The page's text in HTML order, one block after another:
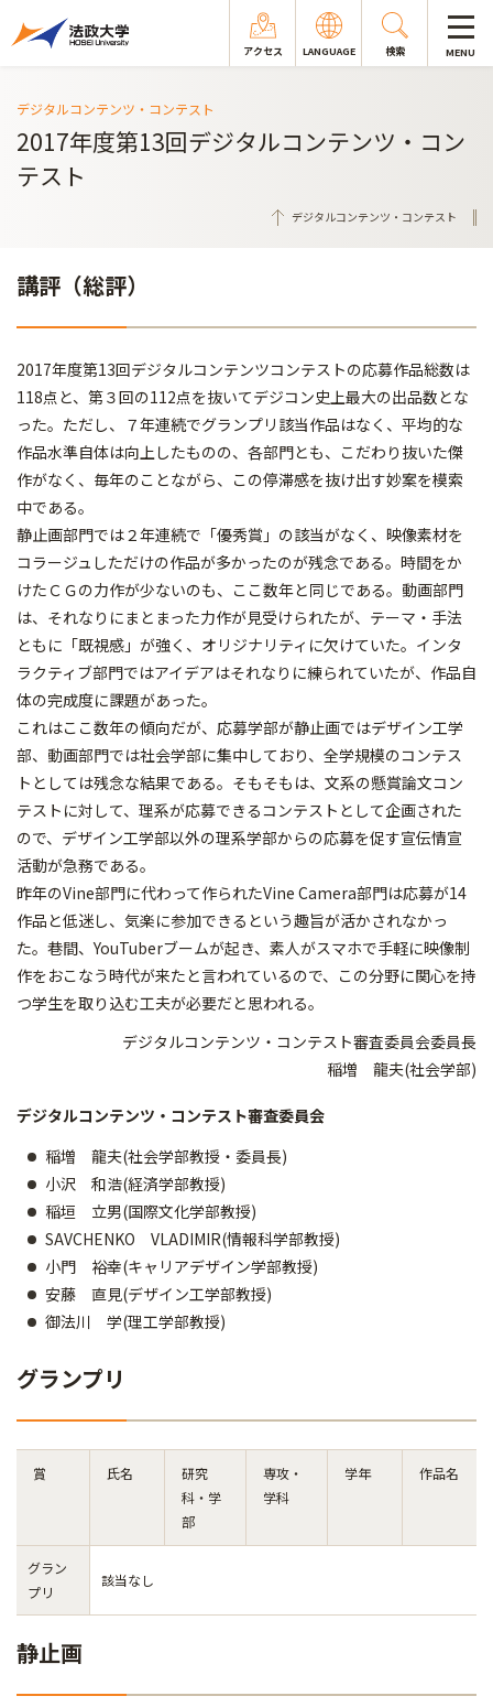
アクセス LANGUAGE 検索 MENU
デジタルコンテンツ・コンテスト
2017年度第13回デジタルコンテンツ・コン
テスト
デジタルコンテンツ・コンテスト
講評（総評）
2017年度第13回デジタルコンテンツコンテストの応募作品総数は
118点と、第３回の112点を抜いてデジコン史上最大の出品数とな
った。ただし、７年連続でグランプリ該当作品はなく、平均的な
作品水準自体は向上したものの、各部門とも、こだわり抜いた傑
作がなく、毎年のことながら、この停滞感を抜け出す妙案を模索
中である。
静止画部門では２年連続で「優秀賞」の該当がなく、映像素材を
コラージュしただけの作品が多かったのが残念である。時間をか
けたＣＧの力作が少ないのも、ここ数年と同じである。動画部門
は、それなりにまとまった力作が見受けられたが、テーマ・手法
ともに「既視感」が強く、オリジナリティに欠けていた。インタ
ラクティブ部門ではアイデアはそれなりに練られていたが、作品自
体の完成度に課題があった。
これはここ数年の傾向だが、応募学部が静止画ではデザイン工学
部、動画部門では社会学部に集中しており、全学規模のコンテス
トとしては残念な結果である。そもそもは、文系の懸賞論文コン
テストに対して、理系が応募できるコンテストとして企画された
ので、デザイン工学部以外の理系学部からの応募を促す宣伝情宣
活動が急務である。
昨年のVine部門に代わって作られたVine Camera部門は応募が14
作品と低迷し、気楽に参加できるという趣旨が活かされなかっ
た。巷間、YouTuberブームが起き、素人がスマホで手軽に映像制
作をおこなう時代が来たと言われているので、この分野に関心を持
つ学生を取り込む工夫が必要だと思われる。
デジタルコンテンツ・コンテスト審査委員会委員長
稲増 龍夫(社会学部)
デジタルコンテンツ・コンテスト審査委員会
稲増 龍夫(社会学部教授・委員長)
小沢 和浩(経済学部教授)
稲垣 立男(国際文化学部教授)
SAVCHENKO VLADIMIR(情報科学部教授)
小門 裕幸(キャリアデザイン学部教授)
安藤 直見(デザイン工学部教授)
御法川 学(理工学部教授)
グランプリ
賞 氏名
研究
科・学
部
専攻・
学科
学年 作品名
グラン
プリ
該当なし
静止画